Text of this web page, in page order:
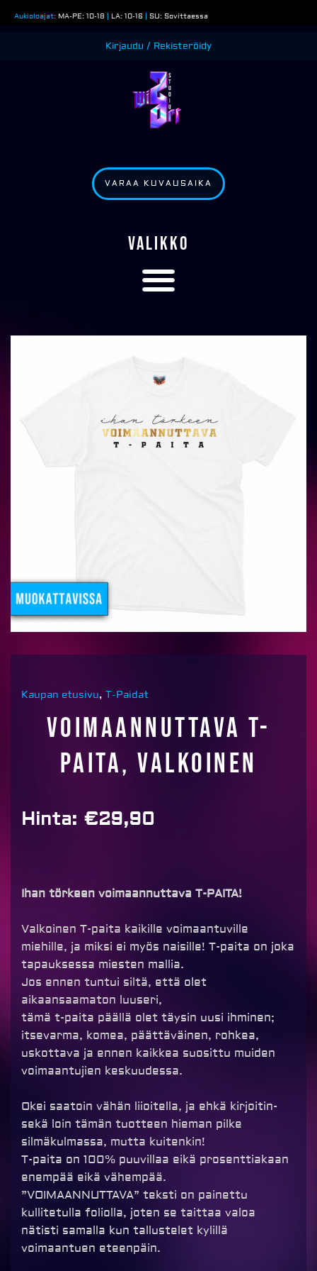
sisältöön
Aukioloajat: MA-PE: 10-18 | LA: 10-16 | SU: Sovittaessa
Kirjaudu / Rekisteröidy
VARAA KUVAUSAIKA
VALIKKO
Kaupan etusivu, T-Paidat
Voimaannuttava T-
paita, valkoinen
Hinta: €29,90
Ihan törkeen voimaannuttava T-PAITA!
Valkoinen T-paita kaikille voimaantuville
miehille, ja miksi ei myös naisille! T-paita on joka
tapauksessa miesten mallia.
Jos ennen tuntui siltä, että olet
aikaansaamaton luuseri,
tämä t-paita päällä olet täysin uusi ihminen;
itsevarma, komea, päättäväinen, rohkea,
uskottava ja ennen kaikkea suosittu muiden
voimaantujien keskuudessa.
Okei saatoin vähän liioitella, ja ehkä kirjoitin-
sekä loin tämän tuotteen hieman pilke
silmäkulmassa, mutta kuitenkin!
T-paita on 100% puuvillaa eikä prosenttiakaan
enempää eikä vähempää.
”VOIMAANNUTTAVA” teksti on painettu
kullitetulla foliolla, joten se taittaa valoa
nätisti samalla kun tallustelet kylillä
voimaantuen eteenpäin.